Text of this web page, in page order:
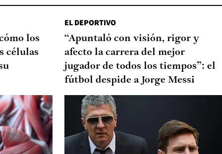
los
células
EL DEPORTIVO
“Apuntaló con visión, rigor y
afecto la carrera del mejor
jugador de todos los tiempos”: el
fútbol despide a Jorge Messi